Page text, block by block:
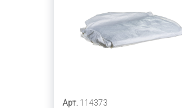
Арт. 114373